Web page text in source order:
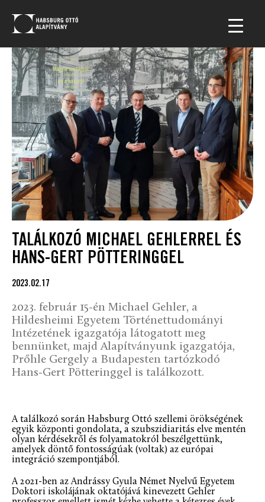
TALÁLKOZÓ MICHAEL GEHLERREL ÉS
HANS-GERT PÖTTERINGGEL
2023.02.17
2023. február 15-én Michael Gehler, a
Hildesheimi Egyetem Történettudományi
Intézetének igazgatója látogatott meg
bennünket, majd Alapítványunk igazgatója,
Prőhle Gergely a Budapesten tartózkodó
Hans-Gert Pötteringgel is találkozott.
A találkozó során Habsburg Ottó szellemi örökségének
egyik központi gondolata, a szubszidiaritás elve mentén
olyan kérdésekről és folyamatokról beszélgettünk,
amelyek döntő fontosságúak (voltak) az európai
integráció szempontjából.
A 2021-ben az Andrássy Gyula Német Nyelvű Egyetem
Doktori iskolájának oktatójává kinevezett Gehler